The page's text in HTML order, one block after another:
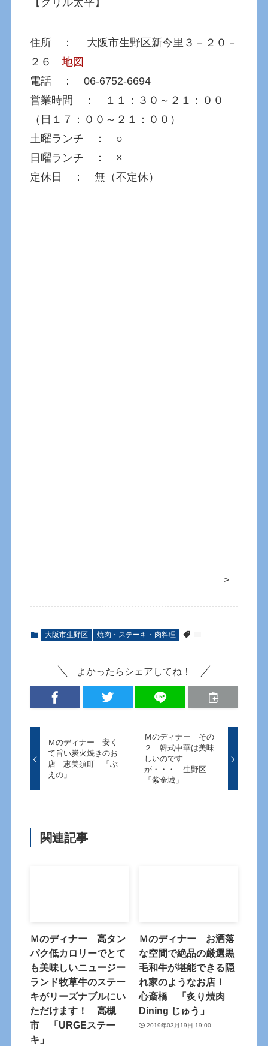
住所 ： 大阪市生野区新今里３－２０－
２６地図
電話 ： 06-6752-6694
営業時間 ： １１：３０～２１：００
（日１７：００～２１：００）
土曜ランチ ： ○
日曜ランチ ： ×
定休日 ： 無（不定休）
>
大阪市生野区 焼肉・ステーキ・肉料理
よかったらシェアしてね！
Ｍのディナー 安く
て旨い炭火焼きのお
店 恵美須町 「ぶ
えの」
Ｍのディナー その
２ 韓式中華は美味
しいのです
が・・・ 生野区
「紫金城」
関連記事
Ｍのディナー 高タン
パク低カロリーでとて
も美味しいニュージー
ランド牧草牛のステー
キがリーズナブルにい
ただけます！ 高槻
市 「URGEステー
キ」
Ｍのディナー お洒落
な空間で絶品の厳選黒
毛和牛が堪能できる隠
れ家のようなお店！
心斎橋 「炙り焼肉
Dining じゅう」
2019年03月19日 19:00